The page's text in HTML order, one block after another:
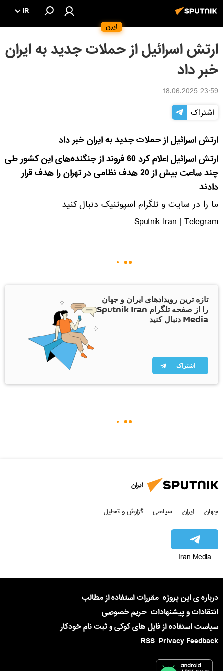
ایران
IR
ارتش اسرائیل از حملات جدید به ایران
خبر داد
23:59 18.06.2025
اشتراک
ارتش اسرائیل از حملات جدید به ایران خبر داد
ارتش اسرائیل اعلام کرد 60 فروند از جنگنده‌های این کشور طی
چند ساعت بیش از 20 هدف نظامی در تهران را هدف قرار
دادند
ما را در سایت و تلگرام اسپوتنیک دنبال کنید
Sputnik Iran | Telegram
تازه ترین رویدادهای ایران و جهان
را از صفحه تلگرام Sputnik Iran
Media دنبال کنید
اشتراک
ایران
جهان ایران سیاسی گزارش و تحلیل
Iran Media
درباره ی این پروژه مقررات استفاده از مطالب
انتقادات و پیشنهادات حریم خصوصی
سیاست استفاده از فایل های کوکی و ثبت نام خودکار
Privacy Feedback
RSS